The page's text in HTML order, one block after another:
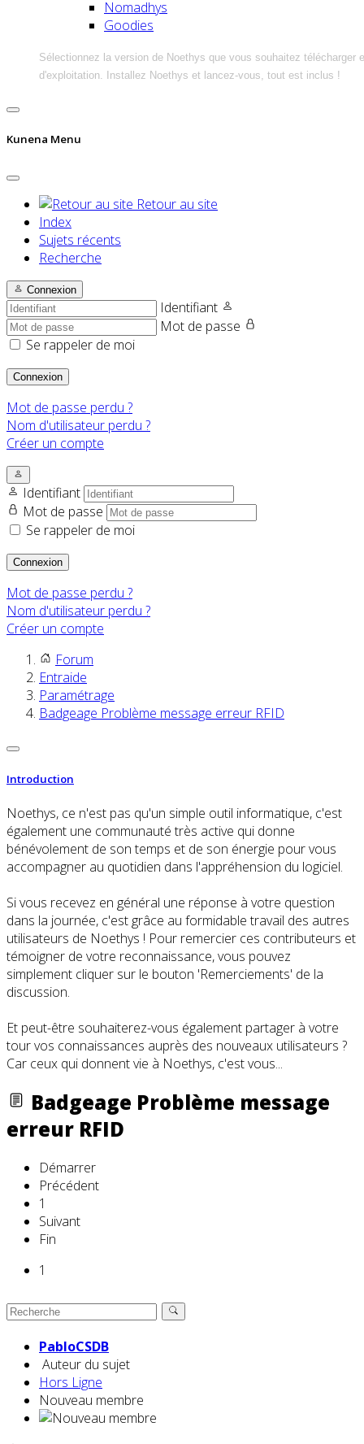
Nomadhys
Goodies
Sélectionnez la version de Noethys que vous souhaitez télécharger
d'exploitation. Installez Noethys et lancez-vous, tout est inclus !
Kunena Menu
Retour au site
Index
Sujets récents
Recherche
Connexion
Identifiant
Mot de passe
Se rappeler de moi
Connexion
Mot de passe perdu ?
Nom d'utilisateur perdu ?
Créer un compte
Identifiant
Mot de passe
Se rappeler de moi
Connexion
Mot de passe perdu ?
Nom d'utilisateur perdu ?
Créer un compte
Forum
Entraide
Paramétrage
Badgeage Problème message erreur RFID
Introduction
Noethys, ce n'est pas qu'un simple outil informatique, c'est
également une communauté très active qui donne
bénévolement de son temps et de son énergie pour vous
accompagner au quotidien dans l'appréhension du logiciel.
Si vous recevez en général une réponse à votre question
dans la journée, c'est grâce au formidable travail des autres
utilisateurs de Noethys ! Pour remercier ces contributeurs et
témoigner de votre reconnaissance, vous pouvez
simplement cliquer sur le bouton 'Remerciements' de la
discussion.
Et peut-être souhaiterez-vous également partager à votre
tour vos connaissances auprès des nouveaux utilisateurs ?
Car ceux qui donnent vie à Noethys, c'est vous...
Badgeage Problème message
erreur RFID
Démarrer
Précédent
1
Suivant
Fin
1
PabloCSDB
Auteur du sujet
Hors Ligne
Nouveau membre